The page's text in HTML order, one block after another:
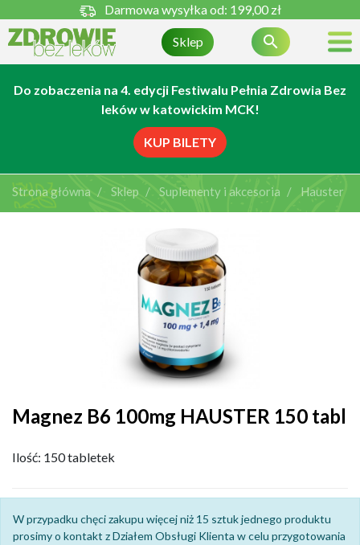
Darmowa wysyłka od: 199,00 zł
Sklep 
Do zobaczenia na 4. edycji Festiwalu Pełnia Zdrowia Bez
leków w katowickim MCK!
KUP BILETY
Strona główna Sklep Suplementy i akcesoria Hauster
Magnez B6 100mg HAUSTER 150 tabl
Ilość: 150 tabletek
W przypadku chęci zakupu więcej niż 15 sztuk jednego produktu
prosimy o kontakt z Działem Obsługi Klienta w celu przygotowania